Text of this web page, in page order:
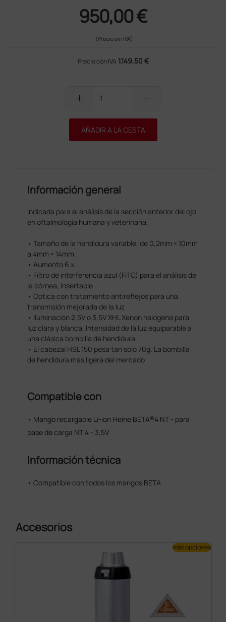
950,00 €
(Precio sin IVA)
Precio con IVA 1.149,50 €
add remove
AÑADIR A LA CESTA
Información general
Indicada para el análisis de la sección anterior del ojo
en oftalmología humana y veterinaria.
• Tamaño de la hendidura variable, de 0,2mm × 10mm
a 4mm × 14mm.
• Aumento 6 x.
• Filtro de interferencia azul (FITC) para el análisis de
la córnea, insertable
• Óptica con tratamiento antireflejos para una
transmisión mejorada de la luz
• Iluminación 2,5V o 3,5V XHL Xenon halógena para
luz clara y blanca. Intensidad de la luz equiparable a
una clásica bombilla de hendidura
• El cabezal HSL 150 pesa tan solo 70g. La bombilla
de hendidura más ligera del mercado
Compatible con
• Mango recargable Li-ion Heine BETA®4 NT - para
base de carga NT 4 - 3,5V
Información técnica
• Compatible con todos los mangos BETA
Accesorios
más opciones